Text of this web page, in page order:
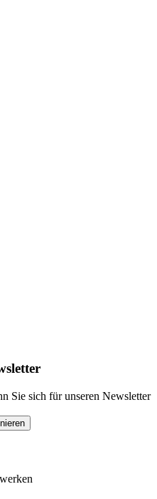
Sie sich für unseren Newsletter